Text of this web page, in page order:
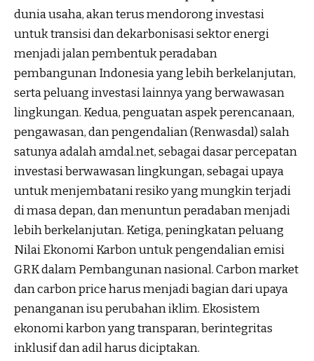
dunia usaha, akan terus mendorong investasi
untuk transisi dan dekarbonisasi sektor energi
menjadi jalan pembentuk peradaban
pembangunan Indonesia yang lebih berkelanjutan,
serta peluang investasi lainnya yang berwawasan
lingkungan. Kedua, penguatan aspek perencanaan,
pengawasan, dan pengendalian (Renwasdal) salah
satunya adalah amdal.net, sebagai dasar percepatan
investasi berwawasan lingkungan, sebagai upaya
untuk menjembatani resiko yang mungkin terjadi
di masa depan, dan menuntun peradaban menjadi
lebih berkelanjutan. Ketiga, peningkatan peluang
Nilai Ekonomi Karbon untuk pengendalian emisi
GRK dalam Pembangunan nasional. Carbon market
dan carbon price harus menjadi bagian dari upaya
penanganan isu perubahan iklim. Ekosistem
ekonomi karbon yang transparan, berintegritas
inklusif dan adil harus diciptakan.